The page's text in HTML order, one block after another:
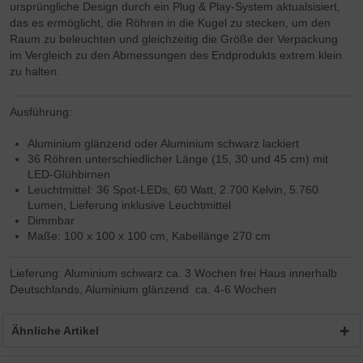
ursprüngliche Design durch ein Plug & Play-System aktualsisiert,
das es ermöglicht, die Röhren in die Kugel zu stecken, um den
Raum zu beleuchten und gleichzeitig die Größe der Verpackung
im Vergleich zu den Abmessungen des Endprodukts extrem klein
zu halten.
Ausführung:
Aluminium glänzend oder Aluminium schwarz lackiert
36 Röhren unterschiedlicher Länge (15, 30 und 45 cm) mit
LED-Glühbirnen
Leuchtmittel: 36 Spot-LEDs, 60 Watt, 2.700 Kelvin, 5.760
Lumen, Lieferung inklusive Leuchtmittel
Dimmbar
Maße: 100 x 100 x 100 cm, Kabellänge 270 cm
Lieferung: Aluminium schwarz ca. 3 Wochen frei Haus innerhalb
Deutschlands, Aluminium glänzend ca. 4-6 Wochen
Ähnliche Artikel